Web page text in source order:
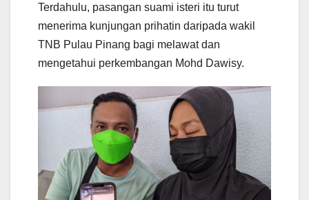
Terdahulu, pasangan suami isteri itu turut
menerima kunjungan prihatin daripada wakil
TNB Pulau Pinang bagi melawat dan
mengetahui perkembangan Mohd Dawisy.